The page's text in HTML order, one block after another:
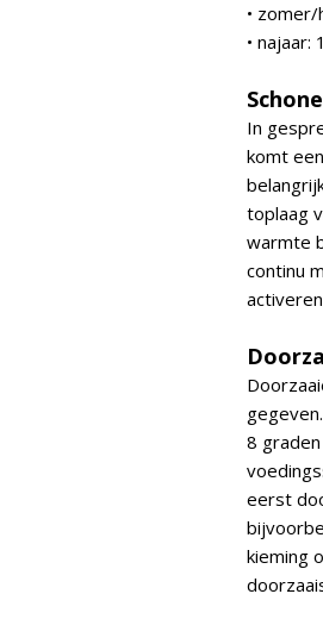
•
• najaar:
In
komt
toplaag
warmte
continu
8
eerst
kieming